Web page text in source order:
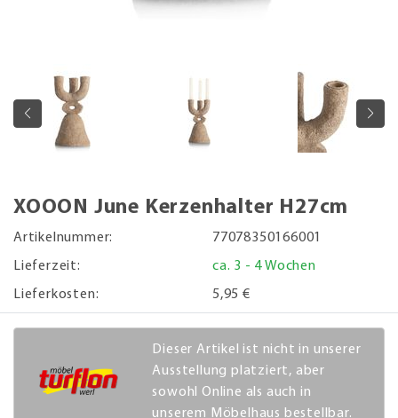
XOOON June Kerzenhalter H27cm
Artikelnummer:
77078350166001
Lieferzeit:
ca. 3 - 4 Wochen
Lieferkosten:
5,95 €
Dieser Artikel ist nicht in unserer
Ausstellung platziert, aber
sowohl Online als auch in
unserem Möbelhaus bestellbar.